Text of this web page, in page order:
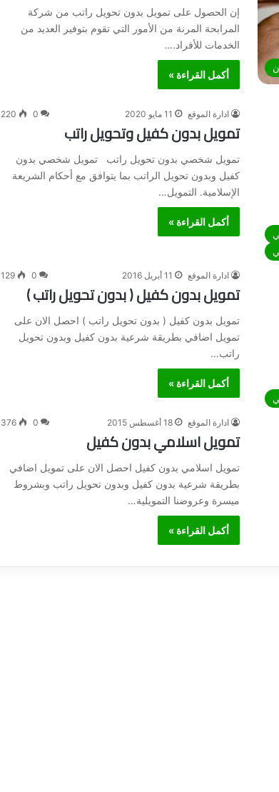
إن الحصول على تمويل بدون تحويل راتب من شركة
المرابحة المرنة من الأمور التي تقوم بتوفير العديد من
الخدمات للأفراد.…
أكمل القراءة »
ادارة الموقع 11 مايو 2020 0
220
تمويل بدون كفيل وتحويل راتب
تمويل شخصي بدون تحويل راتب تمويل شخصي بدون
كفيل وبدون تحويل الراتب بما يتوافق مع أحكام الشريعة
الإسلامية. التمويل…
أكمل القراءة »
ادارة الموقع 11 أبريل 2016 0
129
تمويل بدون كفيل ( بدون تحويل راتب )
تمويل بدون كفيل ( بدون تحويل راتب ) احصل الان على
تمويل اضافي بطريقة شرعية بدون كفيل وبدون تحويل
راتب…
أكمل القراءة »
ادارة الموقع 18 أغسطس 2015 0
376
تمويل اسلامي بدون كفيل
تمويل اسلامي بدون كفيل احصل الان على تمويل اضافي
بطريقة شرعية بدون كفيل وبدون تحويل راتب وبشروط
ميسرة وعروضنا التمويلية…
أكمل القراءة »